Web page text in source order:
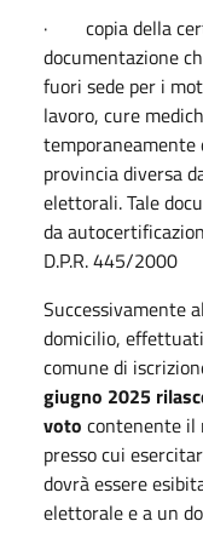
· copia della
documentazione
fuori sede per i
lavoro, cure
provincia diversa
elettorali. Tale
da
D.P.R. 445/2000
Successivamente
domicilio,
comune di
giugno 2025
voto contenente il
presso cui
dovrà essere
elettorale e a un